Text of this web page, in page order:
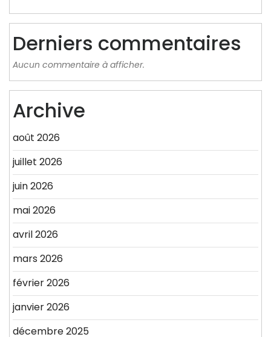
Derniers commentaires
Aucun commentaire à afficher.
Archive
août 2026
juillet 2026
juin 2026
mai 2026
avril 2026
mars 2026
février 2026
janvier 2026
décembre 2025